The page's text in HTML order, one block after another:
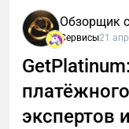
Обзорщик
Сервисы21 апр
экспертов